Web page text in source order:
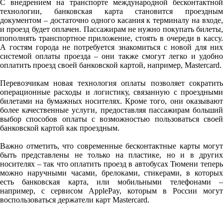
С внедрением на транспорте международной бесконтактной
технологии, банковская карта становится проездным
документом – достаточно одного касания к терминалу на входе,
и проезд будет оплачен. Пассажирам не нужно покупать билеты,
пополнять транспортное приложение, стоять в очереди в кассу.
А гостям города не потребуется знакомиться с новой для них
системой оплаты проезда – они также смогут легко и удобно
оплатить проезд своей банковской картой, например, Mastercard.
Перевозчикам новая технология оплаты позволяет сократить
операционные расходы и логистику, связанную с проездными
билетами на бумажных носителях. Кроме того, они оказывают
более качественные услуги, предоставляя пассажирам больший
выбор способов оплаты с возможностью пользоваться своей
банковской картой как проездным.
Важно отметить, что современные бесконтактные карты могут
быть представлены не только на пластике, но и в других
носителях – так что оплатить проезд в автобусах Тюмени теперь
можно наручными часами, брелоками, стикерами, в которых
есть банковская карта, или мобильными телефонами –
например, с сервисом ApplePay, которым в России могут
воспользоваться держатели карт Mastercard.